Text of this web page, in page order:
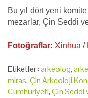
Bu yıl dört yeni
mezarlar, Çin Seddi
Fotoğraflar: Xinhua /
Etiketler :arkeolog,
miras,Çin Arkeoloji
Cumhuriyeti,Çin Seddi